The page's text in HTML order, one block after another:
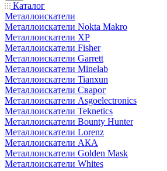
Каталог
Металлоискатели
Металлоискатели Nokta Makro
Металлоискатели XP
Металлоискатели Fisher
Металлоискатели Garrett
Металлоискатели Minelab
Металлоискатели Tianxun
Металлоискатели Сварог
Металлоискатели Asgoelectronics
Металлоискатели Teknetics
Металлоискатели Bounty Hunter
Металлоискатели Lorenz
Металлоискатели АКА
Металлоискатели Golden Mask
Металлоискатели Whites